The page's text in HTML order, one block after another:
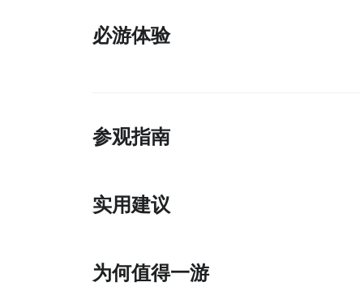
必游体验
参观指南
实用建议
为何值得一游